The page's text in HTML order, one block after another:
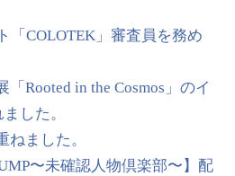
「COLOTEK」審査員を務め
Rooted in the Cosmos」のイ
した。
ねました。
〜未確認人物倶楽部〜】配